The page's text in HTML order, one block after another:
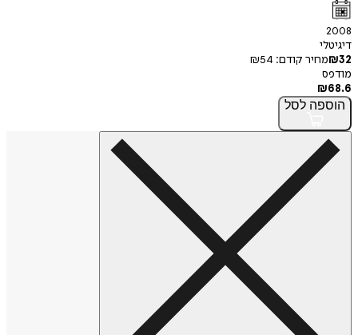
2008
דיגיטלי
₪32 מחיר קודם: ₪54
מודפס
₪68.6
הוספה לסל